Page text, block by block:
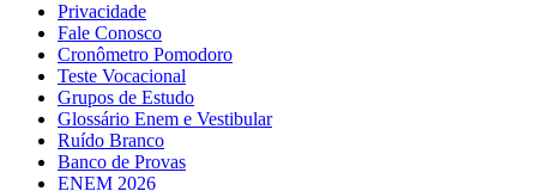
Privacidade
Fale Conosco
Cronômetro Pomodoro
Teste Vocacional
Grupos de Estudo
Glossário Enem e Vestibular
Ruído Branco
Banco de Provas
ENEM 2026